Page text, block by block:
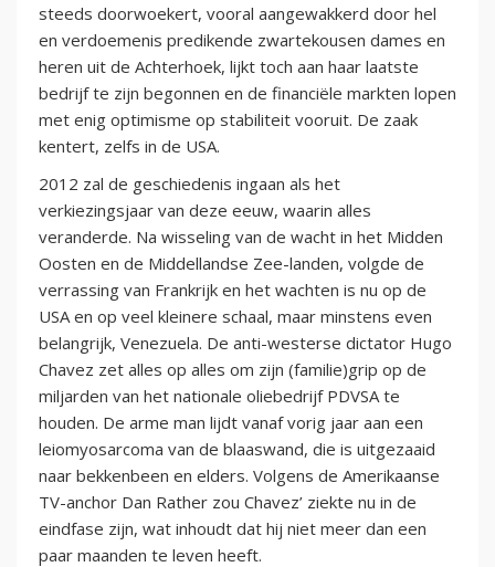
steeds doorwoekert, vooral aangewakkerd door hel
en verdoemenis predikende zwartekousen dames en
heren uit de Achterhoek, lijkt toch aan haar laatste
bedrijf te zijn begonnen en de financiële markten lopen
met enig optimisme op stabiliteit vooruit. De zaak
kentert, zelfs in de USA.
2012 zal de geschiedenis ingaan als het
verkiezingsjaar van deze eeuw, waarin alles
veranderde. Na wisseling van de wacht in het Midden
Oosten en de Middellandse Zee-landen, volgde de
verrassing van Frankrijk en het wachten is nu op de
USA en op veel kleinere schaal, maar minstens even
belangrijk, Venezuela. De anti-westerse dictator Hugo
Chavez zet alles op alles om zijn (familie)grip op de
miljarden van het nationale oliebedrijf PDVSA te
houden. De arme man lijdt vanaf vorig jaar aan een
leiomyosarcoma van de blaaswand, die is uitgezaaid
naar bekkenbeen en elders. Volgens de Amerikaanse
TV-anchor Dan Rather zou Chavez’ ziekte nu in de
eindfase zijn, wat inhoudt dat hij niet meer dan een
paar maanden te leven heeft.